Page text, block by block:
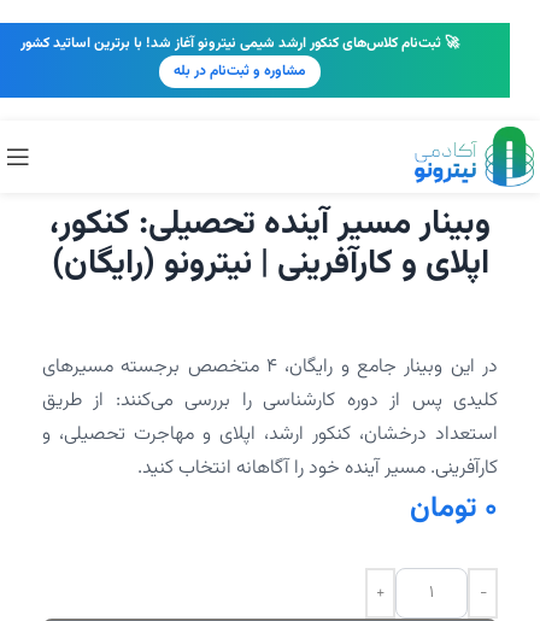
وبینار مسیر آینده تحصیلی: کنکور،
اپلای و کارآفرینی | نیترونو (رایگان)
در این وبینار جامع و رایگان، ۴ متخصص برجسته مسیرهای
کلیدی پس از دوره کارشناسی را بررسی می‌کنند: از طریق
استعداد درخشان، کنکور ارشد، اپلای و مهاجرت تحصیلی، و
کارآفرینی. مسیر آینده خود را آگاهانه انتخاب کنید.
0 تومان
🚀 ثبت‌نام کلاس‌های کنکور ارشد شیمی نیترونو آغاز شد! با برترین اساتید کشور
مشاوره و ثبت‌نام در بله